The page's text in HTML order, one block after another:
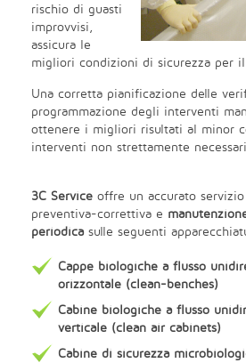
rischio di guasti
improvvisi,
assicura le
migliori condizioni di sicurezza per il
Una corretta pianificazione delle
programmazione degli interventi
ottenere i migliori risultati al minor
interventi non strettamente
3C Service offre un accurato
preventiva-correttiva e
periodicasulle seguenti
Cappe biologiche a flusso
orizzontale (clean-benches)
Cabine biologiche a flusso
verticale (clean air cabinets)
Cabine di sicurezza